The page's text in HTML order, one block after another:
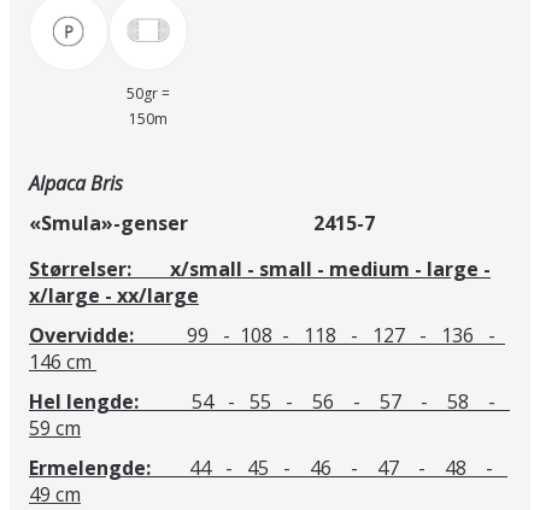
50gr =
150m
Alpaca Bris
«Smula»-genser 2415-7
Størrelser: x/small - small - medium - large -
x/large - xx/large
Overvidde: 99 - 108 - 118 - 127 - 136 -
146 cm
Hel lengde: 54 - 55 - 56 - 57 - 58 -
59 cm
Ermelengde: 44 - 45 - 46 - 47 - 48 -
49 cm